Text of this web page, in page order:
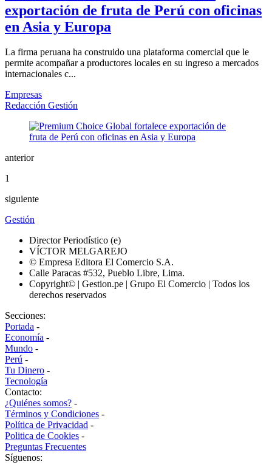
exportación de fruta de Perú con oficinas
en Asia y Europa
La firma peruana ha construido una plataforma comercial que le
permite acompañar a productores locales en su ingreso a mercados
internacionales c...
Empresas
Redacción Gestión
anterior
1
siguiente
Gestión
Director Periodístico (e)
VÍCTOR MELGAREJO
© Empresa Editora El Comercio S.A.
Calle Paracas #532, Pueblo Libre, Lima.
Copyright© | Gestion.pe | Grupo El Comercio | Todos los
derechos reservados
Secciones:
Portada -
Economía -
Mundo -
Perú -
Tu Dinero -
Tecnología
Contacto:
¿Quiénes somos? -
Términos y Condiciones -
Política de Privacidad -
Politica de Cookies -
Preguntas Frecuentes
Síguenos: